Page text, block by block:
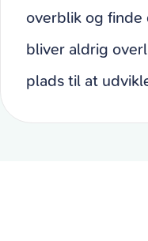
overblik og finde
bliver aldrig
plads til at